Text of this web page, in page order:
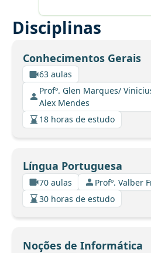
Disciplinas
Conhecimentos Gerais
63 aulas
Profº. Glen Marques/
Alex Mendes
18 horas de estudo
Língua Portuguesa
70 aulas
Profº. Valber
30 horas de estudo
Noções de Informática